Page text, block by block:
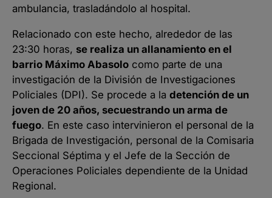
ambulancia, trasladándolo al hospital.
Relacionado con este hecho, alrededor de las
23:30 horas, se realiza un allanamiento en el
barrio Máximo Abasolo como parte de una
investigación de la División de Investigaciones
Policiales (DPI). Se procede a la detención de un
joven de 20 años, secuestrando un arma de
fuego. En este caso intervinieron el personal de la
Brigada de Investigación, personal de la Comisaria
Seccional Séptima y el Jefe de la Sección de
Operaciones Policiales dependiente de la Unidad
Regional.